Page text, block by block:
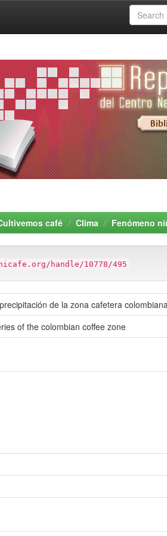
café Clima Fenómeno
handle/10778/495
de la zona cafetera
of the colombian coffee zone